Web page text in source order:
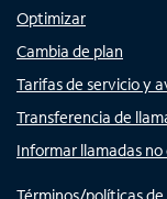
Optimizar
Cambia de plan
Tarifas de servicio y
Transferencia de
Informar llamadas no